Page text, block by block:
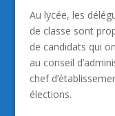
Au lycée, les
de classe sont
de candidats qui
au conseil
chef
élections.